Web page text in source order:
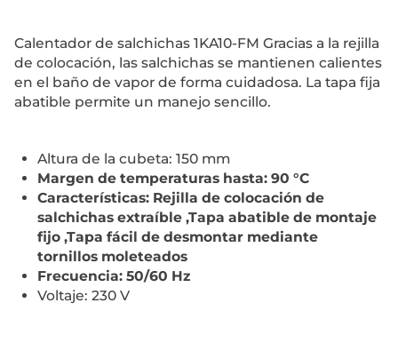
Calentador de salchichas 1KA10-FM Gracias a la rejilla
de colocación, las salchichas se mantienen calientes
en el baño de vapor de forma cuidadosa. La tapa fija
abatible permite un manejo sencillo.
Altura de la cubeta: 150 mm
Margen de temperaturas hasta: 90 °C
Características: Rejilla de colocación de
salchichas extraíble ,Tapa abatible de montaje
fijo ,Tapa fácil de desmontar mediante
tornillos moleteados
Frecuencia: 50/60 Hz
Voltaje: 230 V